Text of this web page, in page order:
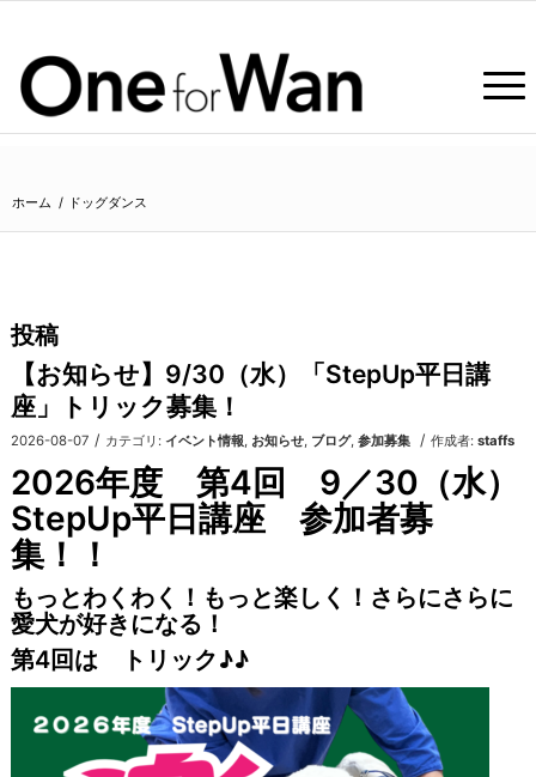
ホーム / ドッグダンス
投稿
【お知らせ】9/30（水）「StepUp平日講
座」トリック募集！
2026-08-07 / カテゴリ: イベント情報, お知らせ, ブログ, 参加募集 / 作成者: staffs
2026年度 第4回 9／30（水）
StepUp平日講座 参加者募
集！！
もっとわくわく！もっと楽しく！さらにさらに
愛犬が好きになる！
第4回は トリック♪♪